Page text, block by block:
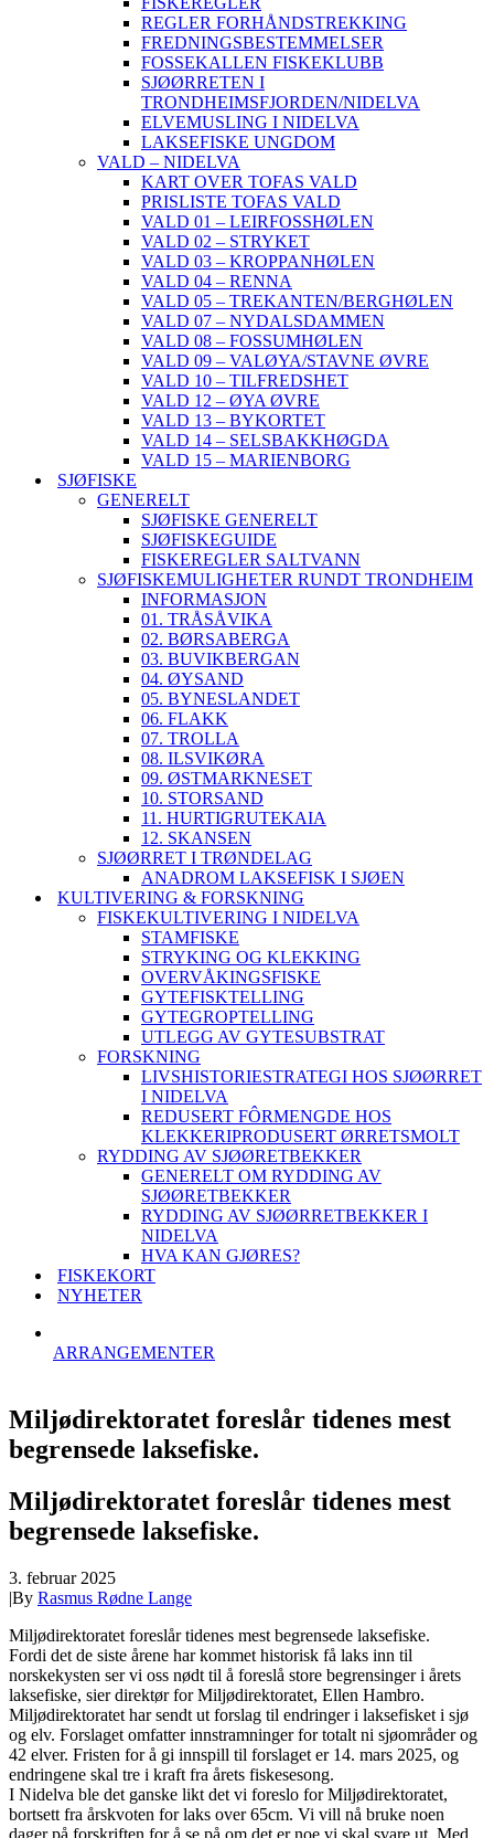
REGLER FORHÅNDSTREKKING
FREDNINGSBESTEMMELSER
FOSSEKALLEN FISKEKLUBB
SJØØRRETEN I
TRONDHEIMSFJORDEN/NIDELVA
ELVEMUSLING I NIDELVA
LAKSEFISKE UNGDOM
VALD – NIDELVA
KART OVER TOFAS VALD
PRISLISTE TOFAS VALD
VALD 01 – LEIRFOSSHØLEN
VALD 02 – STRYKET
VALD 03 – KROPPANHØLEN
VALD 04 – RENNA
VALD 05 – TREKANTEN/BERGHØLEN
VALD 07 – NYDALSDAMMEN
VALD 08 – FOSSUMHØLEN
VALD 09 – VALØYA/STAVNE ØVRE
VALD 10 – TILFREDSHET
VALD 12 – ØYA ØVRE
VALD 13 – BYKORTET
VALD 14 – SELSBAKKHØGDA
VALD 15 – MARIENBORG
SJØFISKE
GENERELT
SJØFISKE GENERELT
SJØFISKEGUIDE
FISKEREGLER SALTVANN
SJØFISKEMULIGHETER RUNDT TRONDHEIM
INFORMASJON
01. TRÅSÅVIKA
02. BØRSABERGA
03. BUVIKBERGAN
04. ØYSAND
05. BYNESLANDET
06. FLAKK
07. TROLLA
08. ILSVIKØRA
09. ØSTMARKNESET
10. STORSAND
11. HURTIGRUTEKAIA
12. SKANSEN
SJØØRRET I TRØNDELAG
ANADROM LAKSEFISK I SJØEN
KULTIVERING & FORSKNING
FISKEKULTIVERING I NIDELVA
STAMFISKE
STRYKING OG KLEKKING
OVERVÅKINGSFISKE
GYTEFISKTELLING
GYTEGROPTELLING
UTLEGG AV GYTESUBSTRAT
FORSKNING
LIVSHISTORIESTRATEGI HOS SJØØRRET
I NIDELVA
REDUSERT FÔRMENGDE HOS
KLEKKERIPRODUSERT ØRRETSMOLT
RYDDING AV SJØØRETBEKKER
GENERELT OM RYDDING AV
SJØØRETBEKKER
RYDDING AV SJØØRRETBEKKER I
NIDELVA
HVA KAN GJØRES?
FISKEKORT
NYHETER
ARRANGEMENTER
Miljødirektoratet foreslår tidenes mest
begrensede laksefiske.
Miljødirektoratet foreslår tidenes mest
begrensede laksefiske.
3. februar 2025
|By Rasmus Rødne Lange
Miljødirektoratet foreslår tidenes mest begrensede laksefiske.
Fordi det de siste årene har kommet historisk få laks inn til
norskekysten ser vi oss nødt til å foreslå store begrensinger i årets
laksefiske, sier direktør for Miljødirektoratet, Ellen Hambro.
Miljødirektoratet har sendt ut forslag til endringer i laksefisket i sjø
og elv. Forslaget omfatter innstramninger for totalt ni sjøområder og
42 elver. Fristen for å gi innspill til forslaget er 14. mars 2025, og
endringene skal tre i kraft fra årets fiskesesong.
I Nidelva ble det ganske likt det vi foreslo for Miljødirektoratet,
bortsett fra årskvoten for laks over 65cm. Vi vill nå bruke noen
dager på forskriften for å se på om det er noe vi skal svare ut. Med